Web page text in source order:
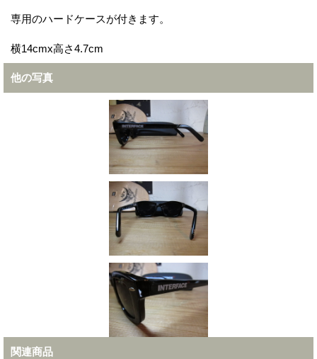
専用のハードケースが付きます。
横14cmx高さ4.7cm
他の写真
関連商品